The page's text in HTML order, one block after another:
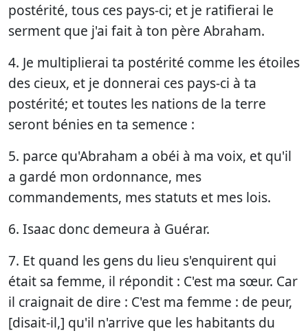
postérité, tous ces pays-ci; et je ratifierai le
serment que j'ai fait à ton père Abraham.
4. Je multiplierai ta postérité comme les étoiles
des cieux, et je donnerai ces pays-ci à ta
postérité; et toutes les nations de la terre
seront bénies en ta semence :
5. parce qu'Abraham a obéi à ma voix, et qu'il
a gardé mon ordonnance, mes
commandements, mes statuts et mes lois.
6. Isaac donc demeura à Guérar.
7. Et quand les gens du lieu s'enquirent qui
était sa femme, il répondit : C'est ma sœur. Car
il craignait de dire : C'est ma femme : de peur,
[disait-il,] qu'il n'arrive que les habitants du